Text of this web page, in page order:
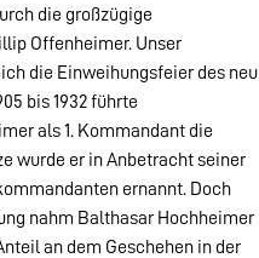
die großzügige
Offenheimer. Unser
die Einweihungsfeier des neu
bis 1932 führte
als 1. Kommandant die
wurde er in Anbetracht seiner
ernannt. Doch
nahm Balthasar Hochheimer
an dem Geschehen in der